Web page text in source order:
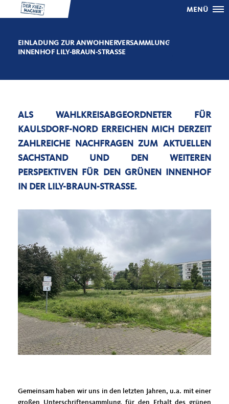
MENÜ
EINLADUNG ZUR ANWOHNERVERSAMMLUNG
INNENHOF LILY-BRAUN-STRASSE
ALS WAHLKREISABGEORDNETER FÜR
KAULSDORF-NORD ERREICHEN MICH DERZEIT
ZAHLREICHE NACHFRAGEN ZUM AKTUELLEN
SACHSTAND UND DEN WEITEREN
PERSPEKTIVEN FÜR DEN GRÜNEN INNENHOF
IN DER LILY-BRAUN-STRASSE.
Gemeinsam haben wir uns in den letzten Jahren, u.a. mit einer
großen Unterschriftensammlung, für den Erhalt des grünen